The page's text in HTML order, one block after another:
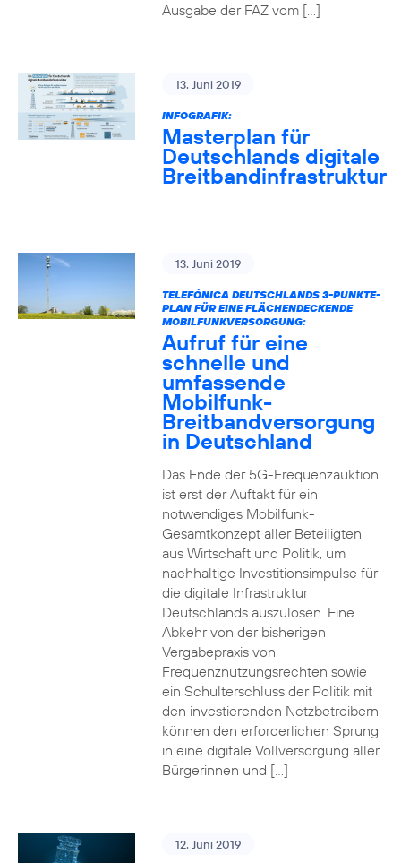
Ausgabe der FAZ vom […]
13. Juni 2019
INFOGRAFIK:
Masterplan für
Deutschlands digitale
Breitbandinfrastruktur
13. Juni 2019
TELEFÓNICA DEUTSCHLANDS 3-PUNKTE-
PLAN FÜR EINE FLÄCHENDECKENDE
MOBILFUNKVERSORGUNG:
Aufruf für eine
schnelle und
umfassende
Mobilfunk-
Breitbandversorgung
in Deutschland
Das Ende der 5G-Frequenzauktion
ist erst der Auftakt für ein
notwendiges Mobilfunk-
Gesamtkonzept aller Beteiligten
aus Wirtschaft und Politik, um
nachhaltige Investitionsimpulse für
die digitale Infrastruktur
Deutschlands auszulösen. Eine
Abkehr von der bisherigen
Vergabepraxis von
Frequenznutzungsrechten sowie
ein Schulterschluss der Politik mit
den investierenden Netzbetreibern
können den erforderlichen Sprung
in eine digitale Vollversorgung aller
Bürgerinnen und […]
12. Juni 2019